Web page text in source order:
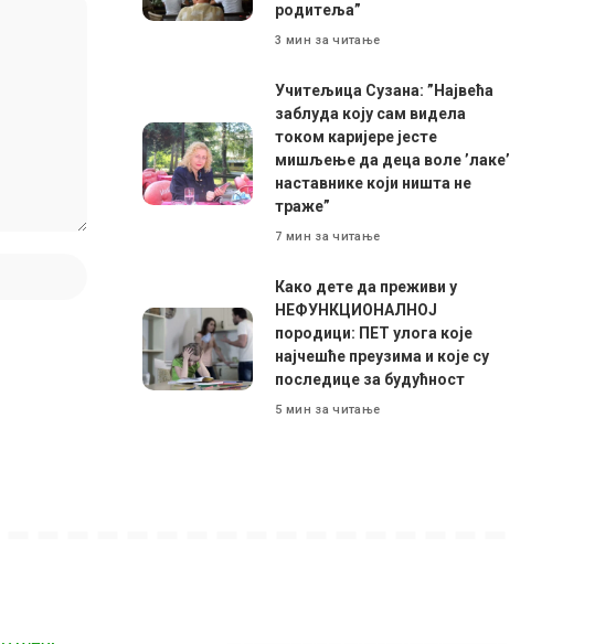
родитеља”
3 мин за читање
Учитељица Сузана: ”Највећа
заблуда коју сам видела
током каријере јесте
мишљење да деца воле ’лаке’
наставнике који ништа не
траже”
7 мин за читање
Како дете да преживи у
НЕФУНКЦИОНАЛНОЈ
породици: ПЕТ улога које
најчешће преузима и које су
последице за будућност
5 мин за читање